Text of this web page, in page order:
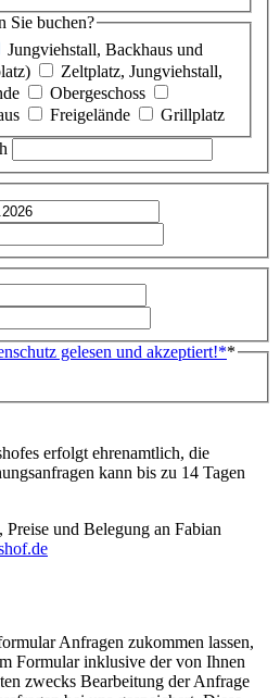
Sie buchen?
Jungviehstall, Backhaus und
Zeltplatz, Jungviehstall,
Obergeschoss
Freigelände
Grillplatz
gelesen und akzeptiert!**
erfolgt ehrenamtlich, die
kann bis zu 14 Tagen
und Belegung an Fabian
Anfragen zukommen lassen,
Formular inklusive der von Ihnen
zwecks Bearbeitung der Anfrage